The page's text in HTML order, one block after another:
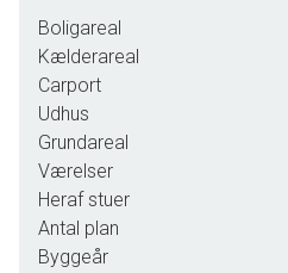
Regulær, lysfyldt indretning
opvarmet med varmepumpe,
tæppebelagte plankegulve etc.
Entré med opgang til 1. sal
Badeværelse med gulvvarme
Garderoberum
Boligareal
Kælderareal
Carport
Udhus
Grundareal
Værelser
Heraf stuer
Antal plan
Byggeår